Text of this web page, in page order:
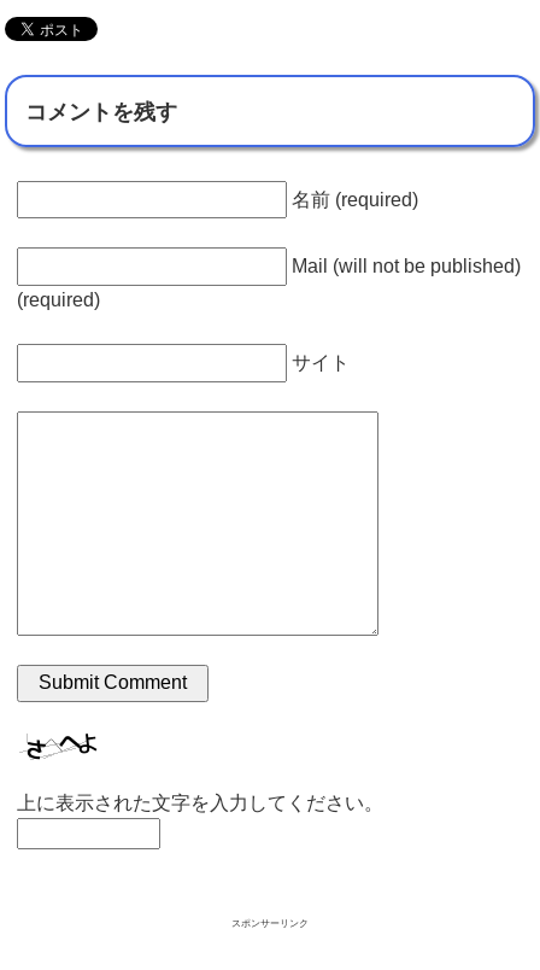
コメントを残す
名前 (required)
Mail (will not be published)
(required)
サイト
上に表示された文字を入力してください。
スポンサーリンク